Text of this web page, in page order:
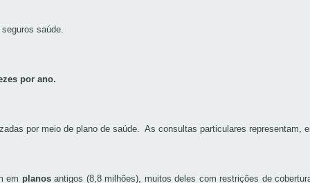
saúde.
por ano.
por meio de plano de saúde. As consultas particulares representam,
em planosantigos (8,8 milhões), muitos deles com restrições de